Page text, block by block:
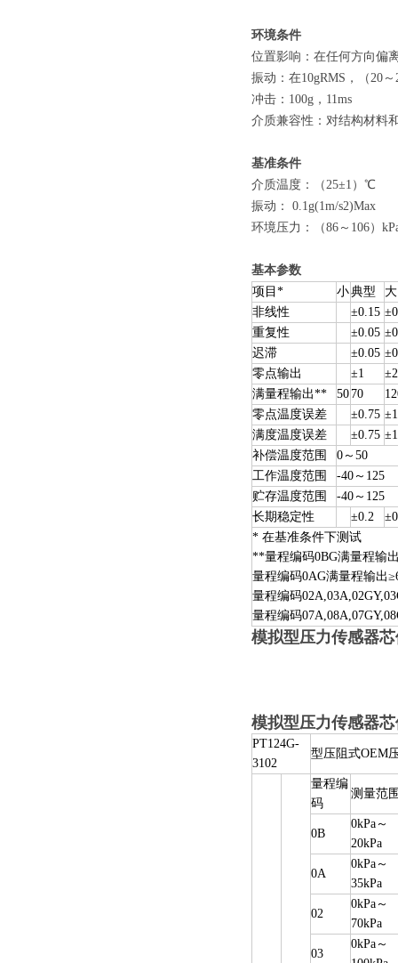
环境条件
位置影响：在任何方向偏
振动：在10gRMS ，（20 ～
冲击： 100g ， 11ms
介质兼容性：对结构材料
基准条件
介质温度：（25±1 ）
振动：
0.1g(1m/
环境压力：（86 ～ 106）
基本参数
项目 * 小典型
大
非线性
±0.15
重复性
±0.05
迟滞
±0.05
零点输出
±1
±2
满量程输出** 50 70
零点温度误差
±0.75
满度温度误差
±0.75
补偿温度范围
0 ～ 50
工作温度范围
-40 ～ 125
贮存温度范围
-40 ～ 125
长期稳定性
±0.2
* 在基准条件下测试
**量程编码0BG满量程输
量程编码0AG满量程输出
量程编码
量程编码
模拟型压力传感器
模拟型压力传感器
PT124G-
3102
型压阻式OEM
量程编
码
测量范
0B
0kPa ～
20kPa
0A
0kPa ～
35kPa
02
0kPa ～
70kPa
03
0kPa ～